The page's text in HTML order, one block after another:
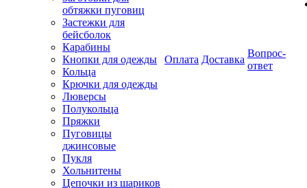
обтяжки пуговиц
Застежки для
бейсболок
Карабины
Кнопки для одежды
Кольца
Крючки для одежды
Люверсы
Полукольца
Пряжки
Пуговицы
джинсовые
Пукля
Хольнитены
Цепочки из шариков
Оплата Доставка
Вопрос-
ответ